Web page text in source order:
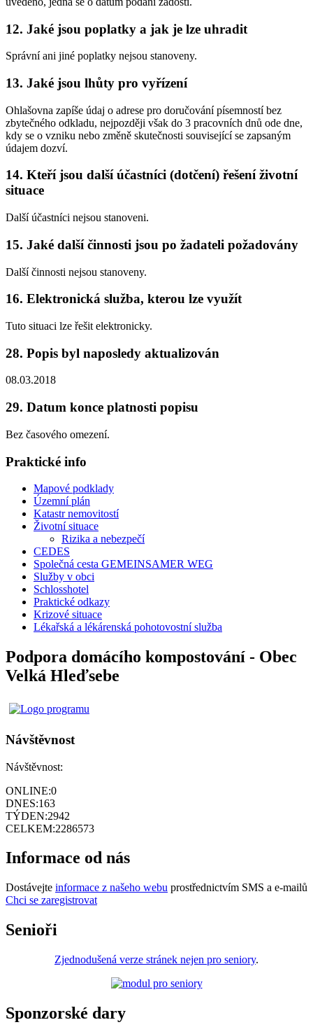
12. Jaké jsou poplatky a jak je lze uhradit
Správní ani jiné poplatky nejsou stanoveny.
13. Jaké jsou lhůty pro vyřízení
Ohlašovna zapíše údaj o adrese pro doručování písemností bez
zbytečného odkladu, nejpozději však do 3 pracovních dnů ode dne,
kdy se o vzniku nebo změně skutečnosti související se zapsaným
údajem dozví.
14. Kteří jsou další účastníci (dotčení) řešení životní
situace
Další účastníci nejsou stanoveni.
15. Jaké další činnosti jsou po žadateli požadovány
Další činnosti nejsou stanoveny.
16. Elektronická služba, kterou lze využít
Tuto situaci lze řešit elektronicky.
28. Popis byl naposledy aktualizován
08.03.2018
29. Datum konce platnosti popisu
Bez časového omezení.
Praktické info
Mapové podklady
Územní plán
Katastr nemovitostí
Životní situace
Rizika a nebezpečí
CEDES
Společná cesta GEMEINSAMER WEG
Služby v obci
Schlosshotel
Praktické odkazy
Krizové situace
Lékařská a lékárenská pohotovostní služba
Podpora domácího kompostování - Obec
Velká Hleďsebe
Návštěvnost
Návštěvnost:
ONLINE:0
DNES:163
TÝDEN:2942
CELKEM:2286573
Informace od nás
Dostávejte informace z našeho webu prostřednictvím SMS a e-mailů
Chci se zaregistrovat
Senioři
Zjednodušená verze stránek nejen pro seniory.
Sponzorské dary